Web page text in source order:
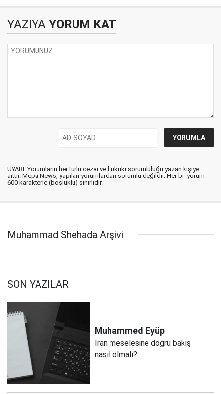
YAZIYA YORUM KAT
UYARI: Yorumların her türlü cezai ve hukuki sorumluluğu yazan kişiye
aittir. Mepa News, yapılan yorumlardan sorumlu değildir. Her bir yorum
600 karakterle (boşluklu) sınırlıdır.
Muhammad Shehada Arşivi
SON YAZILAR
Muhammed Eyüp
İran meselesine doğru bakış
nasıl olmalı?